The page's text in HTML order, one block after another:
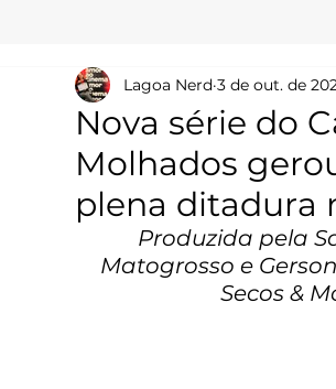
Nova série do
Molhados
plena ditadura
Lagoa Nerd 3 de out. de
Produzida pela
Matogrosso e
Secos &